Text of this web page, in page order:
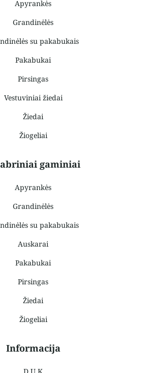
Apyrankės
Grandinėlės
su pakabukais
Pakabukai
Pirsingas
Vestuviniai žiedai
Žiedai
Žiogeliai
gaminiai
Apyrankės
Grandinėlės
su pakabukais
Auskarai
Pakabukai
Pirsingas
Žiedai
Žiogeliai
Informacija
D.U.K